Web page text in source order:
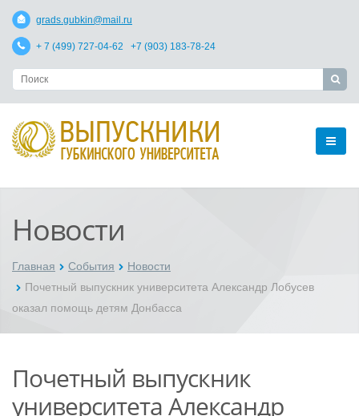
grads.gubkin@mail.ru
+ 7 (499) 727-04-62 +7 (903) 183-78-24
Новости
Главная События
Новости
Почетный выпускник университета Александр Лобусев
оказал помощь детям Донбасса
Почетный выпускник
университета Александр